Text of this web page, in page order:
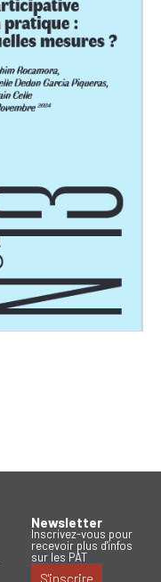
Newsletter
Inscrivez-vous pour
recevoir plus d'infos
sur les PAT
S'inscrire